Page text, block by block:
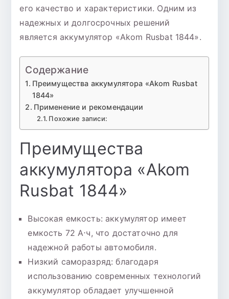
его качество и характеристики. Одним из
надежных и долгосрочных решений
является аккумулятор «Akom Rusbat 1844».
Содержание
Преимущества аккумулятора «Akom Rusbat
1844»
Применение и рекомендации
Похожие записи:
Преимущества
аккумулятора «Akom
Rusbat 1844»
Высокая емкость: аккумулятор имеет
емкость 72 А⋅ч, что достаточно для
надежной работы автомобиля.
Низкий саморазряд: благодаря
использованию современных технологий
аккумулятор обладает улучшенной